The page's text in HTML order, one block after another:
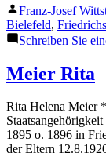
Veröffentlicht
von
Franz-Josef
Bielefeld,
Schreiben Sie
Meier Rita
Rita Helena Meier
1895 o. 1896 in
der Eltern